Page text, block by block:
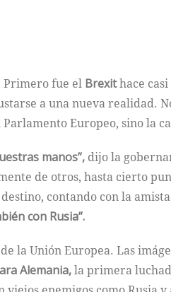
Primero fue el Brexithace
a una nueva realidad.
Europeo, sino la
manos”, dijo la
de otros, hasta cierto
contando con la
con Rusia”.
la Unión Europea. Las
Alemania,la primera